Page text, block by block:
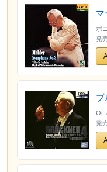
ポ
発
発